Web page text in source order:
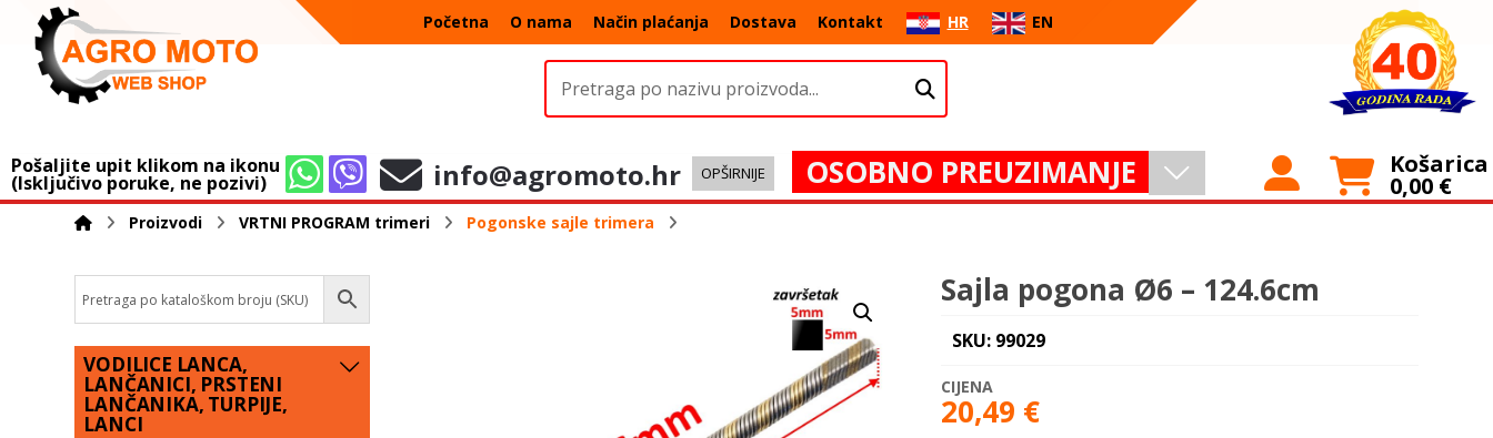
Početna O nama Način plaćanja Dostava Kontakt HR EN
Pošaljite upit klikom na ikonu
(Isključivo poruke, ne pozivi) info@agromoto.hr OPŠIRNIJE OSOBNO PREUZIMANJE Košarica
0,00 €
Proizvodi VRTNI PROGRAM trimeri Pogonske sajle trimera
Sajla pogona Ø6 – 124.6cm
SKU: 99029
20,49 €
VODILICE LANCA,
LANČANICI, PRSTENI
LANČANIKA, TURPIJE,
LANCI